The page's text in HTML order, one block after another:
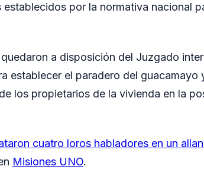
establecidos por la normativa nacional
a disposición del Juzgado
establecer el paradero del guacamayo
los propietarios de la vivienda en la
cuatro loros habladores en un
Misiones UNO.